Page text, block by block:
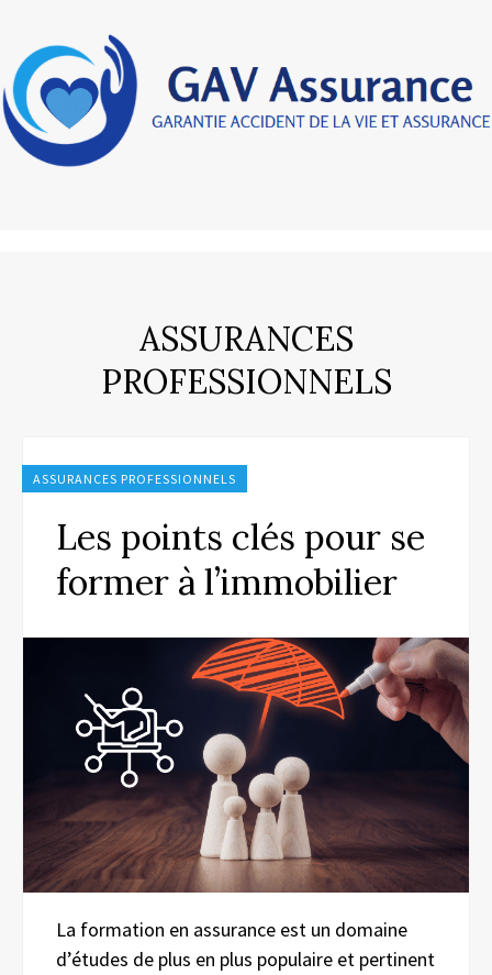
ASSURANCES
PROFESSIONNELS
ASSURANCES PROFESSIONNELS
Les points clés pour se
former à l’immobilier
La formation en assurance est un domaine
d’études de plus en plus populaire et pertinent